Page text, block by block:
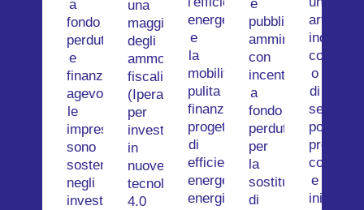
a
fondo
perduto
e
finanziamenti
agevolati,
le
imprese
sono
sostenute
negli
investimenti
una
maggiorazione
degli
ammortamenti
fiscali
(Iperammortamento)
per
investimenti
in
nuove
tecnologie
4.0
energetica
e
la
mobilità
pulita
finanzia
progetti
di
efficienza
energetica,
energie
e
pubbliche
amministrazioni
con
incentivi
a
fondo
perduto
per
la
sostituzione
di
o
di
servizi
possono
e
iniziative